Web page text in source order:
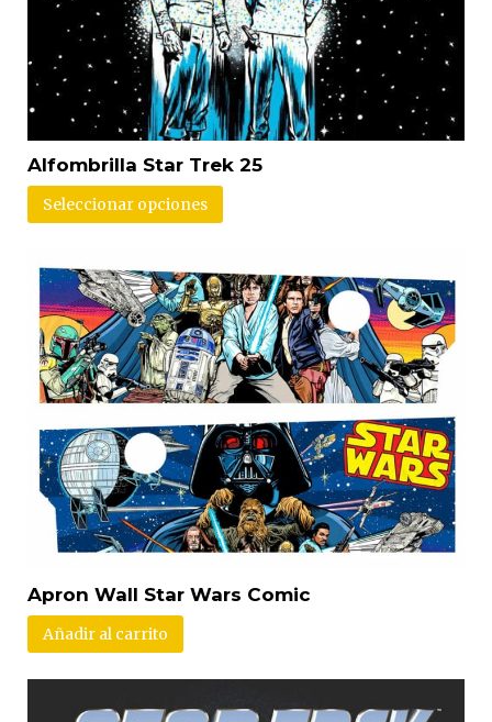
Alfombrilla Star Trek 25
Seleccionar opciones
Apron Wall Star Wars Comic
Añadir al carrito